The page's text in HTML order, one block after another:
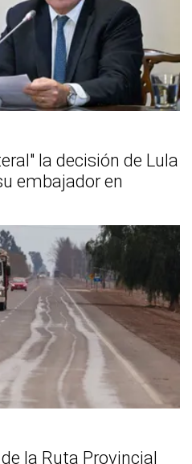
la decisión de Lula
embajador en
la Ruta Provincial